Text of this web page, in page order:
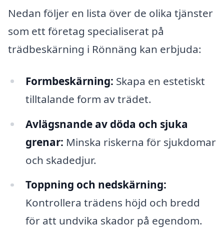
Nedan följer en lista över de olika tjänster
som ett företag specialiserat på
trädbeskärning i Rönnäng kan erbjuda:
Formbeskärning: Skapa en estetiskt
tilltalande form av trädet.
Avlägsnande av döda och sjuka
grenar: Minska riskerna för sjukdomar
och skadedjur.
Toppning och nedskärning:
Kontrollera trädens höjd och bredd
för att undvika skador på egendom.